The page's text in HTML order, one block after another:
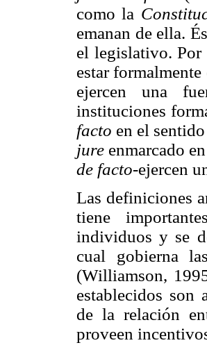
como la
emanan de ella.
el legislativo.
estar
ejercen una
instituciones
facto en el
jure enmarcado
de facto-ejercen
Las definiciones
tiene
individuos y se
cual gobierna
(Williamson,
establecidos son
de la relación
proveen